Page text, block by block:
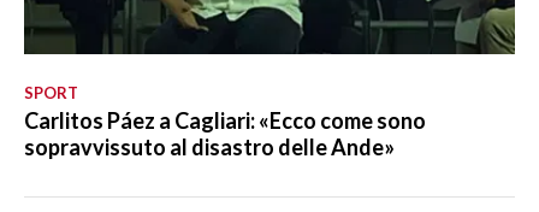
SPORT
Carlitos Páez a Cagliari: «Ecco come sono
sopravvissuto al disastro delle Ande»